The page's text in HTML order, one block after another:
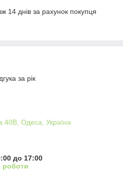
14 днів за рахунок покупця
за рік
Одеса, Україна
до 17:00
роботи